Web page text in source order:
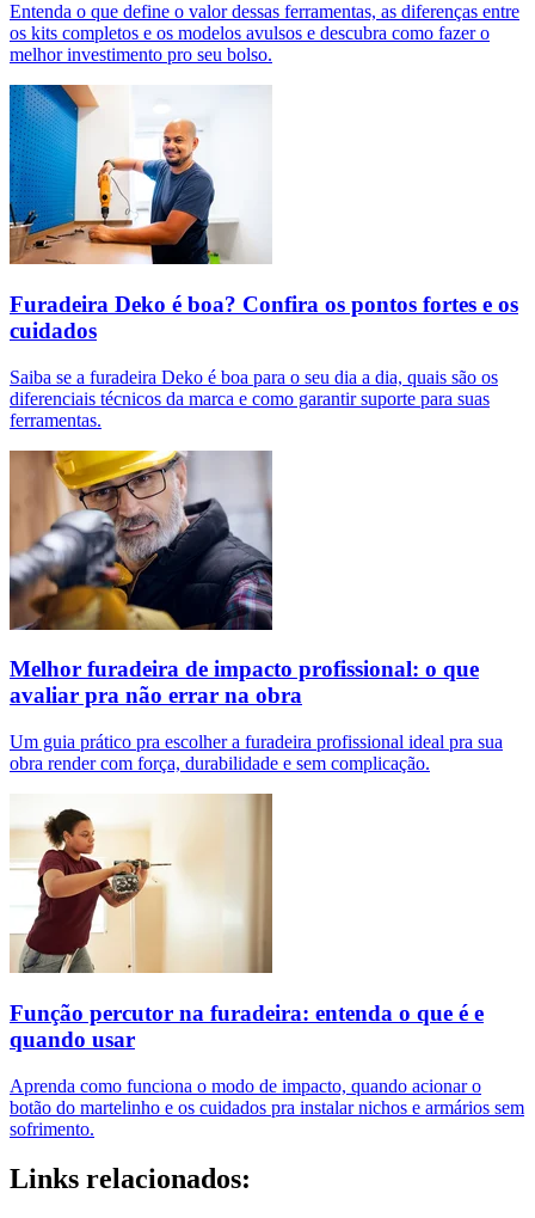
Entenda o que define o valor dessas ferramentas, as diferenças entre
os kits completos e os modelos avulsos e descubra como fazer o
melhor investimento pro seu bolso.
Furadeira Deko é boa? Confira os pontos fortes e os
cuidados
Saiba se a furadeira Deko é boa para o seu dia a dia, quais são os
diferenciais técnicos da marca e como garantir suporte para suas
ferramentas.
Melhor furadeira de impacto profissional: o que
avaliar pra não errar na obra
Um guia prático pra escolher a furadeira profissional ideal pra sua
obra render com força, durabilidade e sem complicação.
Função percutor na furadeira: entenda o que é e
quando usar
Aprenda como funciona o modo de impacto, quando acionar o
botão do martelinho e os cuidados pra instalar nichos e armários sem
sofrimento.
Links relacionados: